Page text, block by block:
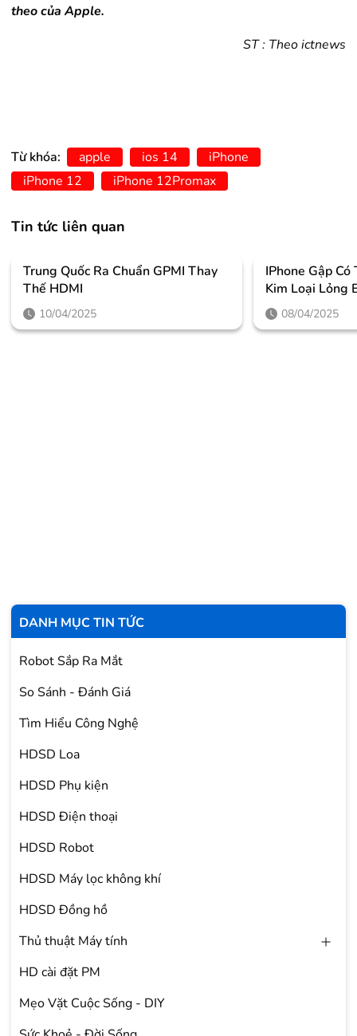
theo của Apple.
ST : Theo ictnews
Từ khóa: apple ios 14
iPhone
iPhone 12
iPhone 12Promax
Tin tức liên quan
Trung Quốc Ra Chuẩn GPMI Thay
Thế HDMI
10/04/2025
IPhone Gập
Kim Loại Lỏng
08/04/2025
DANH MỤC TIN TỨC
Robot Sắp Ra Mắt
So Sánh - Đánh Giá
Tìm Hiểu Công Nghệ
HDSD Loa
HDSD Phụ kiện
HDSD Điện thoại
HDSD Robot
HDSD Máy lọc không khí
HDSD Đồng hồ
Thủ thuật Máy tính
HD cài đặt PM
Mẹo Vặt Cuộc Sống - DIY